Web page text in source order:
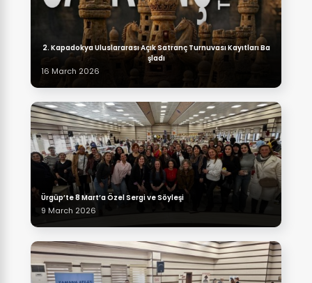
2.⁠ ⁠Kapadokya Uluslararası Açık Satranç Turnuvası Kayıtları Ba
şladı
16 March 2026
Ürgüp’te 8 Mart’a Özel Sergi ve Söyleşi
9 March 2026